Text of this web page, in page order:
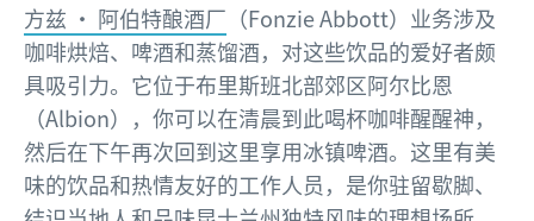
方兹 • 阿伯特酿酒厂 （Fonzie Abbott）业务涉及
咖啡烘焙、啤酒和蒸馏酒，对这些饮品的爱好者颇
具吸引力。它位于布里斯班北部郊区阿尔比恩
（Albion），你可以在清晨到此喝杯咖啡醒醒神，
然后在下午再次回到这里享用冰镇啤酒。这里有美
味的饮品和热情友好的工作人员，是你驻留歇脚、